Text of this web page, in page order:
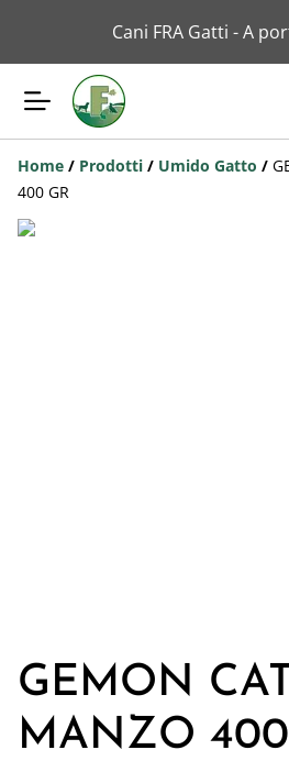
Cani FRA Gatti - A
Home / Prodotti / Umido Gatto /
400 GR
GEMON
MANZO